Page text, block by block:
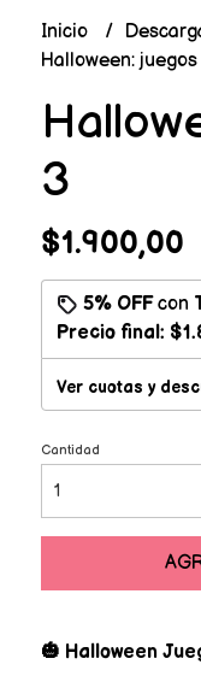
Inicio
Halloween: juegos
3
$1.900,00
5% OFFcon
Precio final:
Ver cuotas y
Cantidad
🎃 Halloween